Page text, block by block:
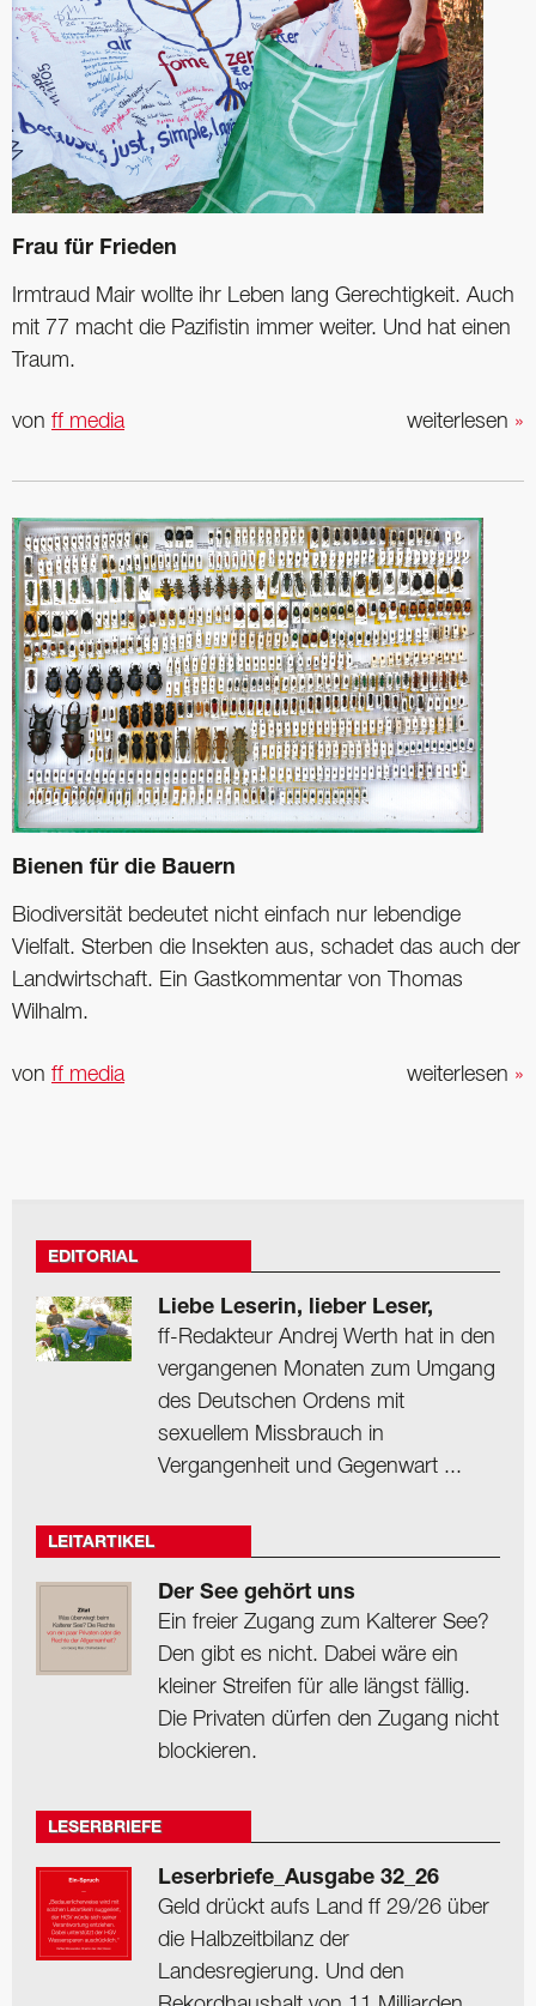
Frau für Frieden
Irmtraud Mair wollte ihr Leben lang Gerechtigkeit. Auch
mit 77 macht die Pazifistin immer weiter. Und hat einen
Traum.
weiterlesen »
von ff media
Bienen für die Bauern
Biodiversität bedeutet nicht einfach nur lebendige
Vielfalt. Sterben die Insekten aus, schadet das auch der
Landwirtschaft. Ein Gastkommentar von Thomas
Wilhalm.
weiterlesen »
von ff media
EDITORIAL
Liebe Leserin, lieber Leser,
ff-Redakteur Andrej Werth hat in den
vergangenen Monaten zum Umgang
des Deutschen Ordens mit
sexuellem Missbrauch in
Vergangenheit und Gegenwart ...
LEITARTIKEL
Der See gehört uns
Ein freier Zugang zum Kalterer See?
Den gibt es nicht. Dabei wäre ein
kleiner Streifen für alle längst fällig.
Die Privaten dürfen den Zugang nicht
blockieren.
LESERBRIEFE
Leserbriefe_Ausgabe 32_26
Geld drückt aufs Land ff 29/26 über
die Halbzeitbilanz der
Landesregierung. Und den